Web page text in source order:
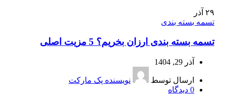
۲۹ آذر
تسمه بسته بندی
تسمه بسته بندی ارزان بخریم؟ 5 مزیت اصلی
آذر 29, 1404
ارسال توسط
نویسنده پک مارکت
0 دیدگاه